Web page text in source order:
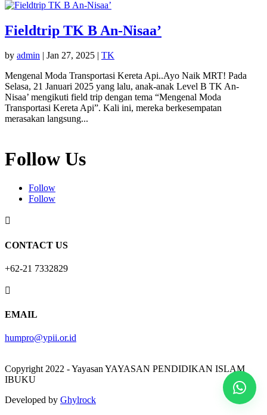
Fieldtrip TK B An-Nisaa’
by admin | Jan 27, 2025 | TK
Mengenal Moda Transportasi Kereta Api..Ayo Naik MRT! Pada
Selasa, 21 Januari 2025 yang lalu, anak-anak Level B TK An-
Nisaa’ mengikuti field trip dengan tema “Mengenal Moda
Transportasi Kereta Api”. Kali ini, mereka berkesempatan
merasakan langsung...
Follow Us
Follow
Follow

CONTACT US
+62-21 7332829

EMAIL
humpro@ypii.or.id
Copyright 2022 - Yayasan YAYASAN PENDIDIKAN ISLAM
IBUKU
Developed by Ghylrock